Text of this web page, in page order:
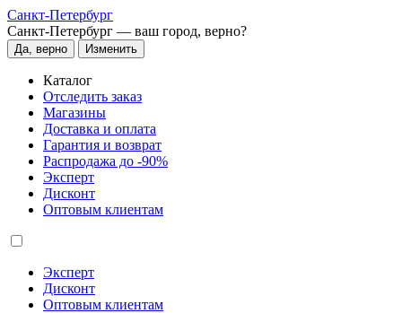
Санкт-Петербург
Санкт-Петербург — ваш город, верно?
Да, верно Изменить
Каталог
Отследить заказ
Магазины
Доставка и оплата
Гарантия и возврат
Распродажа до -90%
Эксперт
Дисконт
Оптовым клиентам
Эксперт
Дисконт
Оптовым клиентам